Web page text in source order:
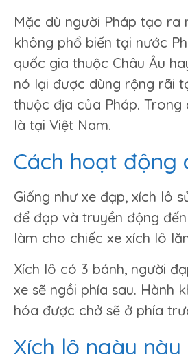
Mặc dù người Pháp tạo ra
không phổ biến tại nước
quốc gia thuộc Châu Âu
nó lại được dùng rộng rãi
thuộc địa của Pháp.
là tại Việt Nam.
Cách hoạt động
Giống như xe đạp, xích lô
để đạp và truyền động
làm cho chiếc xe xích lô
Xích lô có 3 bánh, người
xe sẽ ngồi phía sau. Hành
hóa được chở sẽ ở phía
Xích lô ngày này